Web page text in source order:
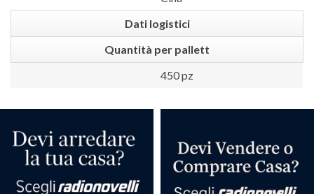
Dati logistici
Quantità per pallett
450 pz